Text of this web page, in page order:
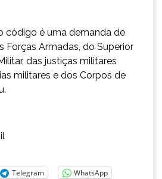
código é uma demanda de
Forças Armadas, do Superior
das justiças militares
militares e dos Corpos de
Telegram WhatsApp